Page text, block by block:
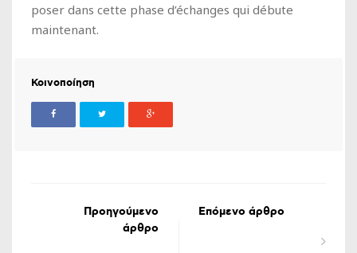
poser dans cette phase d’échanges qui débute
maintenant.
Κοινοποίηση
Προηγούμενο
άρθρο
Επόμενο άρθρο